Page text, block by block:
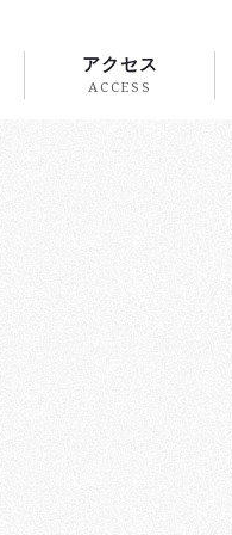
アクセス
ACCESS